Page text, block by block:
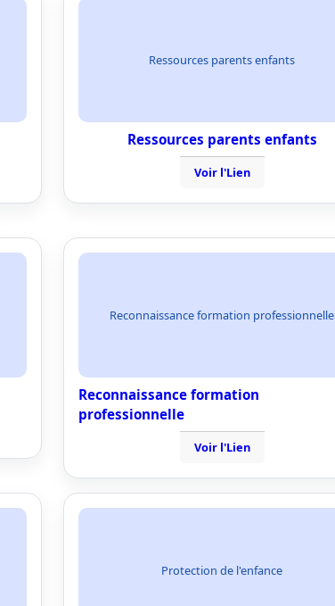
Ressources parents enfants
Ressources parents enfants
Voir l'Lien
Reconnaissance formation professionnelle
Reconnaissance formation
professionnelle
Voir l'Lien
Protection de l'enfance